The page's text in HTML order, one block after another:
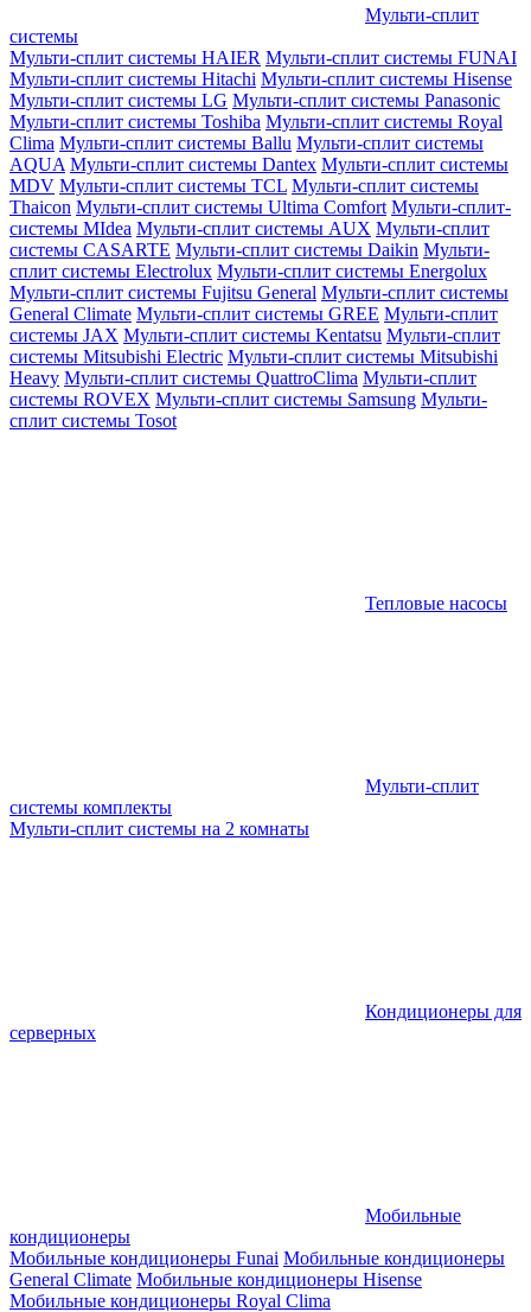
Мульти-сплит
системы
Мульти-сплит системы HAIER Мульти-сплит системы FUNAI
Мульти-сплит системы Hitachi Мульти-сплит системы Hisense
Мульти-сплит системы LG Мульти-сплит системы Panasonic
Мульти-сплит системы Toshiba Мульти-сплит системы Royal
Clima Мульти-сплит системы Ballu Мульти-сплит системы
AQUA Мульти-сплит системы Dantex Мульти-сплит системы
MDV Мульти-сплит системы TCL Мульти-сплит системы
Thaicon Мульти-сплит системы Ultima Comfort Мульти-сплит-
системы MIdea Мульти-сплит системы AUX Мульти-сплит
системы CASARTE Мульти-сплит системы Daikin Мульти-
сплит системы Electrolux Мульти-сплит системы Energolux
Мульти-сплит системы Fujitsu General Мульти-сплит системы
General Climate Мульти-сплит системы GREE Мульти-сплит
системы JAX Мульти-сплит системы Kentatsu Мульти-сплит
системы Mitsubishi Electric Мульти-сплит системы Mitsubishi
Heavy Мульти-сплит системы QuattroClima Мульти-сплит
системы ROVEX Мульти-сплит системы Samsung Мульти-
сплит системы Tosot
Тепловые насосы
Мульти-сплит
системы комплекты
Мульти-сплит системы на 2 комнаты
Кондиционеры для
серверных
Мобильные
кондиционеры
Мобильные кондиционеры Funai Мобильные кондиционеры
General Climate Мобильные кондиционеры Hisense
Мобильные кондиционеры Royal Clima